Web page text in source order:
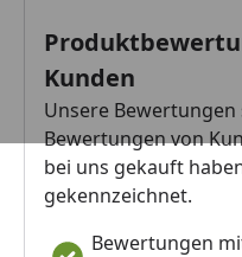
Kunden
Unsere Bewertungen
Bewertungen von
bei uns gekauft
gekennzeichnet.
Bewertungen